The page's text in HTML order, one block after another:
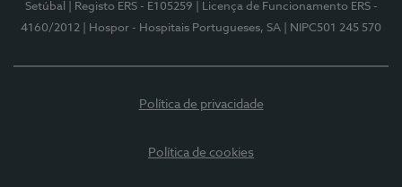
Setúbal
| Registo ERS - E105259
| Licença de Funcionamento ERS -
4160/2012
| Hospor - Hospitais Portugueses, SA | NIPC501 245 570
Política de privacidade
Política de cookies